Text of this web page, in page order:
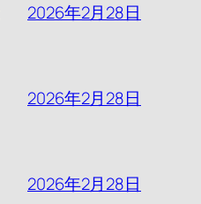
2026年2月28日
2026年2月28日
2026年2月28日